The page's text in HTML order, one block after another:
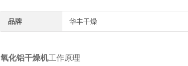
品牌 华丰干燥
氧化铝干燥机工作原理